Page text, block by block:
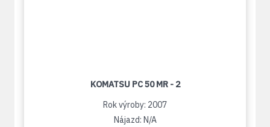
KOMATSU PC 50 MR - 2
Rok výroby: 2007
Nájazd: N/A